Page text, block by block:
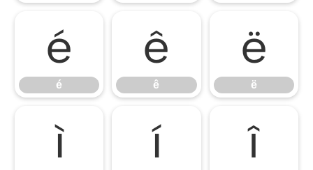
é
é
ê
ê
ë
ë
ì í î